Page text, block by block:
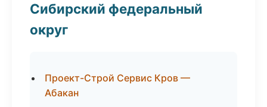
Сибирский федеральный
округ
Проект-Строй Сервис Кров —
Абакан